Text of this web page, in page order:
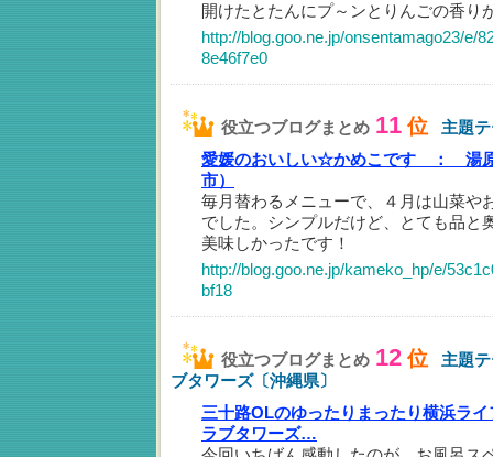
開けたとたんにプ～ンとりんごの香り
http://blog.goo.ne.jp/onsentamago23/e/
8e46f7e0
役立つブログまとめ 11 位
主題
愛媛のおいしい☆かめこです ：
湯
市）
毎月替わるメニューで、４月は山菜や
でした。シンプルだけど、とても品と
美味しかったです！
http://blog.goo.ne.jp/kameko_hp/e/
bf18
役立つブログまとめ 12 位
主題
ブタワーズ〔沖縄県〕
三十路OLのゆったりまったり横浜ラ
ラブタワーズ…